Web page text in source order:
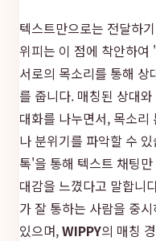
텍스트만으로는 전달하
위피는 이 점에 착안하
서로의 목소리를 통해 상
를 줍니다. 매칭된 상대
대화를 나누면서, 목소리
나 분위기를 파악할 수
톡'을 통해 텍스트 채팅
대감을 느꼈다고 말합니
가 잘 통하는 사람을 중
있으며,WIPPY의 매칭